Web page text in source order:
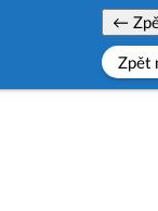
←
Zpět